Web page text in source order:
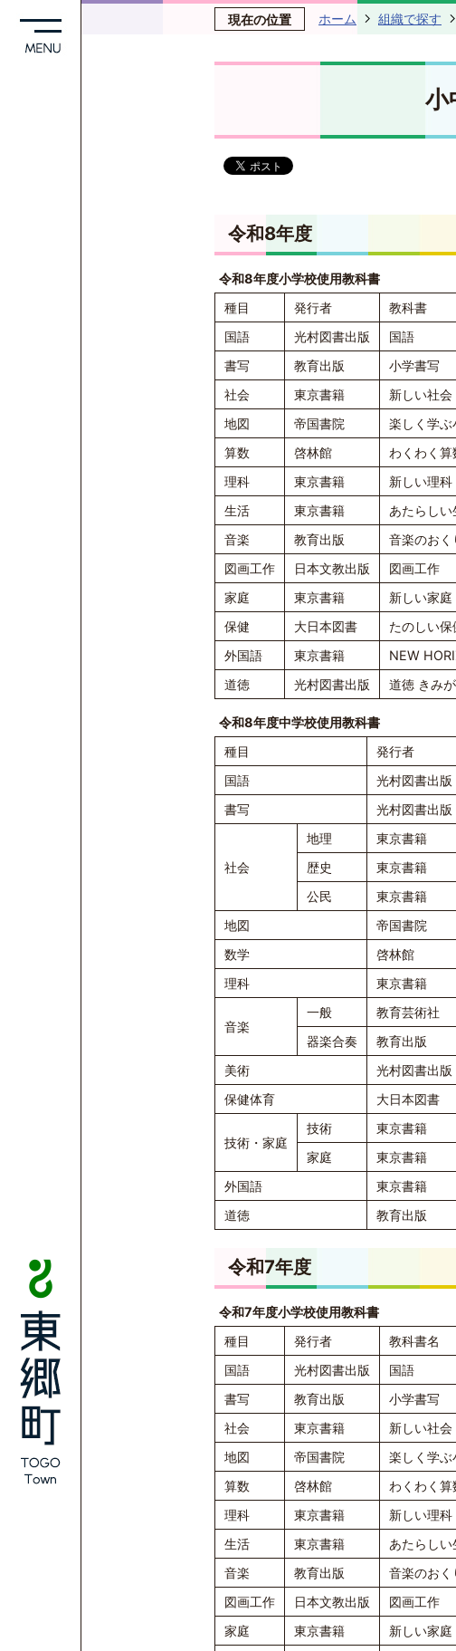
現在の位置 ホーム 組織で探す
小
令和8年度
令和8年度小学校使用教科書
種目
発行者
教科書
国語
光村図書出版
国語
書写
教育出版
小学書写
社会
東京書籍
新しい社会
地図
帝国書院
楽しく学
算数
啓林館
わくわく算
理科
東京書籍
新しい理科
生活
東京書籍
あたらしい
音楽
教育出版
音楽のおく
図画工作
日本文教出版
図画工作
家庭
東京書籍
新しい家庭
保健
大日本図書
たのしい保
外国語
東京書籍
NEW
道徳
光村図書出版 道徳 きみ
令和8年度中学校使用教科書
種目
発行者
国語
光村図書出版
書写
光村図書出版
社会
地理 東京書籍
歴史
東京書籍
公民
東京書籍
地図
帝国書院
数学
啓林館
理科
東京書籍
音楽
一般 教育芸術社
器楽合奏
教育出版
美術
光村図書出版
保健体育
大日本図書
技術・家庭
技術 東京書籍
家庭
東京書籍
外国語
東京書籍
道徳
教育出版
令和7年度
令和7年度小学校使用教科書
種目
発行者
教科書名
国語
光村図書出版
国語
書写
教育出版
小学書写
社会
東京書籍
新しい社会
地図
帝国書院
楽しく学
算数
啓林館
わくわく算
理科
東京書籍
新しい理科
生活
東京書籍
あたらしい
音楽
教育出版
音楽のおく
図画工作
日本文教出版
図画工作
家庭
東京書籍
新しい家庭